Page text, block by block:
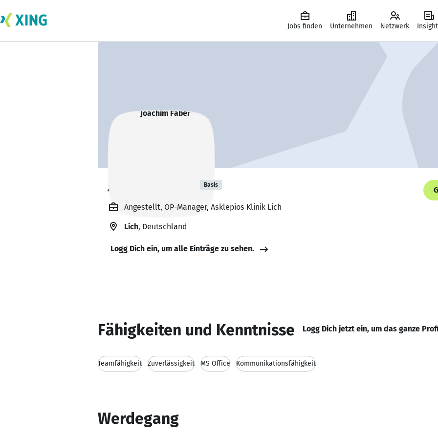
Jobs finden Unternehmen Netzwerk
Joachim Faber Basis
Angestellt, OP-Manager, Asklepios Klinik Lich
Lich, Deutschland
Logg Dich ein, um alle Einträge zu sehen.
Fähigkeiten und Kenntnisse Logg Dich jetzt ein, um das ganze
Teamfähigkeit Zuverlässigkeit MS Office Kommunikationsfähigkeit
Werdegang